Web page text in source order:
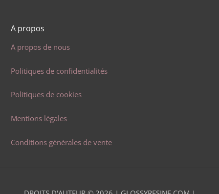
A propos
A propos de nous
Politiques de confidentialités
Politiques de cookies
Mentions légales
Conditions générales de vente